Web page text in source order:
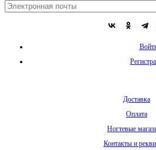
Доставка
Оплата
Ногтевые
Контакты и